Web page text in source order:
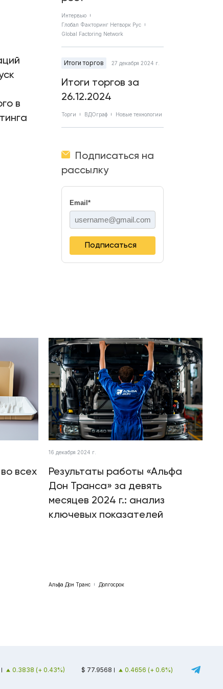
в
Интервью
Глобал Факторинг Нетворк Рус
Global Factoring Network
Итоги торгов 27 декабря 2024 г.
Итоги торгов за
26.12.2024
Торги ВДОграф Новые технологии
Подписаться на
рассылку
Email *
Подписаться
всех
16 декабря 2024 г.
Результаты работы «Альфа
Дон Транса» за девять
месяцев 2024 г.: анализ
ключевых показателей
Альфа Дон Транс Долгосрок
0.3838 (+ 0.43%) $ 77.9568 0.4656 (+ 0.6%)